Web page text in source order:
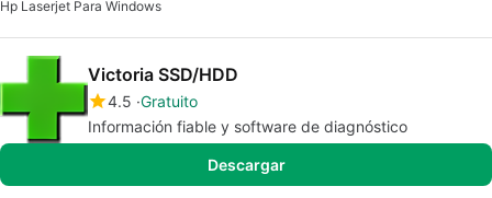
Hp Laserjet Para Windows
Victoria SSD/HDD
4.5 Gratuito
Información fiable y software de diagnóstico
Descargar